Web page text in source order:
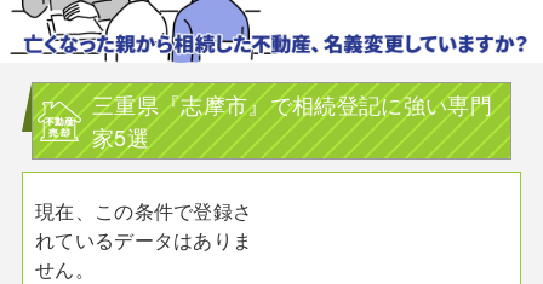
三重県『志摩市』で相続登記に強い専門
家5選
現在、この条件で登録さ
れているデータはありま
せん。